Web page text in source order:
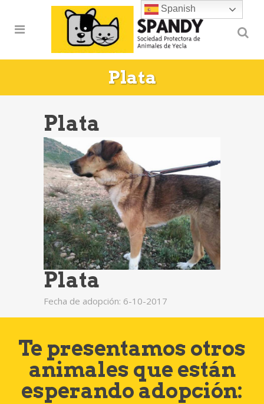
Plata
Plata
Plata
Fecha de adopción: 6-10-2017
Te presentamos otros
animales que están
esperando adopción:
Spanish